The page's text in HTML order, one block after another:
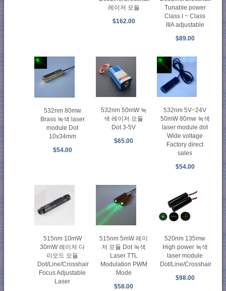
레이저 모듈
$162.00
Tunable power
Class I ~ Class
IIIA adjustable
$89.00
532nm 80mw
Brass 녹색 laser
module Dot
10x34mm
$54.00
532nm 50mW 녹
색 레이저 모듈
Dot 3-5V
$65.00
532nm 5V~24V
50mW 80mw 녹색
laser module dot
Wide voltage
Factory direct
sales
$54.00
515nm 10mW
30mW 레이저 다
이오드 모듈
Dot/Line/Crosshair
Focus Adjustable
Laser
515nm 5mW 레이
저 모듈 Dot 녹색
Laser TTL
Modulation PWM
Mode
$58.00
520nm 135mw
High power 녹색
laser module
Dot/Line/Crosshair
$98.00